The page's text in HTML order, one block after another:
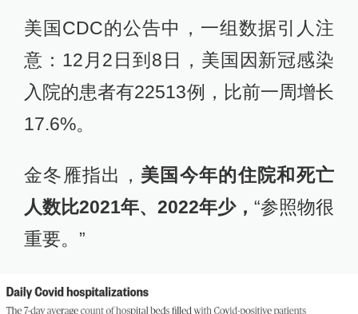
美国CDC的公告中，一组数据引人注
意：12月2日到8日，美国因新冠感染
入院的患者有22513例，比前一周增长
17.6%。
金冬雁指出， 美国今年的住院和死亡
人数比2021年、2022年少，“参照物很
重要。”